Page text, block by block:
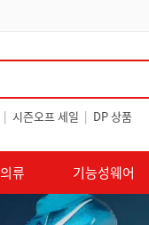
| 시즌오프 세일 | DP 상품
의류 기능성웨어